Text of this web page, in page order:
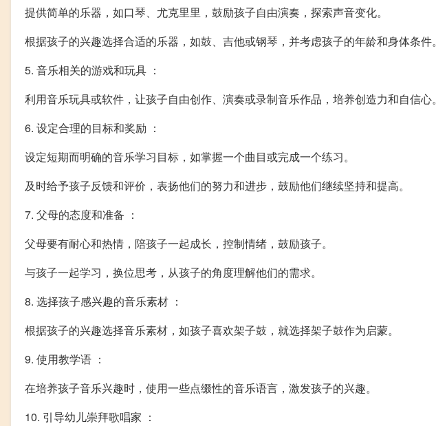
提供简单的乐器，如口琴、尤克里里，鼓励孩子自由演奏，探索声音变化。
根据孩子的兴趣选择合适的乐器，如鼓、吉他或钢琴，并考虑孩子的年龄和身体条件。
5. 音乐相关的游戏和玩具 ：
利用音乐玩具或软件，让孩子自由创作、演奏或录制音乐作品，培养创造力和自信心。
6. 设定合理的目标和奖励 ：
设定短期而明确的音乐学习目标，如掌握一个曲目或完成一个练习。
及时给予孩子反馈和评价，表扬他们的努力和进步，鼓励他们继续坚持和提高。
7. 父母的态度和准备 ：
父母要有耐心和热情，陪孩子一起成长，控制情绪，鼓励孩子。
与孩子一起学习，换位思考，从孩子的角度理解他们的需求。
8. 选择孩子感兴趣的音乐素材 ：
根据孩子的兴趣选择音乐素材，如孩子喜欢架子鼓，就选择架子鼓作为启蒙。
9. 使用教学语 ：
在培养孩子音乐兴趣时，使用一些点缀性的音乐语言，激发孩子的兴趣。
10. 引导幼儿崇拜歌唱家 ：